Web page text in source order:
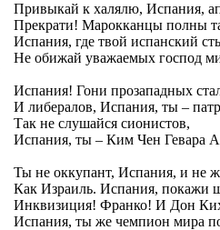
Привыкай к халялю, Испания,
Прекрати! Марокканцы полны
Испания, где твой испанский
Не обижай уважаемых господ
Испания! Гони прозападных
И либералов, Испания, ты –
Так не слушайся сионистов,
Испания, ты – Ким Чен Гевара
Ты не оккупант, Испания, и не
Как Израиль. Испания, покажи
Инквизиция! Франко! И Дон
Испания, ты же чемпион мира